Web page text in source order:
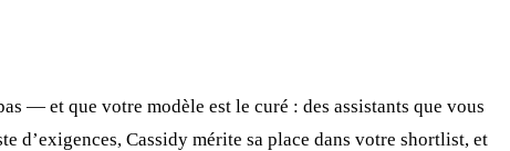
— et que votre modèle est le curé : des assistants que vous
d’exigences, Cassidy mérite sa place dans votre shortlist, et